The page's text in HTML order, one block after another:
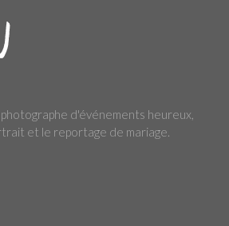
d'événements heureux,
et le reportage de mariage.